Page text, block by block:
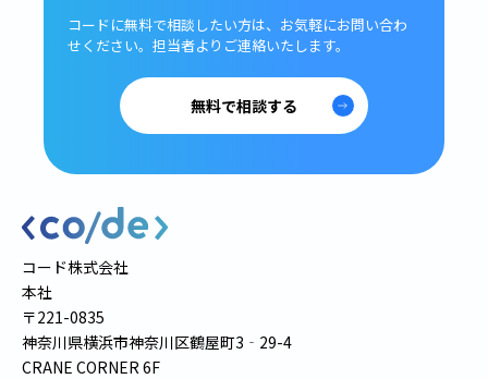
コードに無料で相談したい方は、 お気軽にお問い合わ
せください。 担当者よりご連絡いたします。
無料で相談する
コード株式会社
本社
〒221-0835
神奈川県横浜市神奈川区鶴屋町3‐29-4
CRANE CORNER 6F